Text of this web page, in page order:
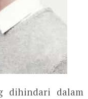
dihindari dalam